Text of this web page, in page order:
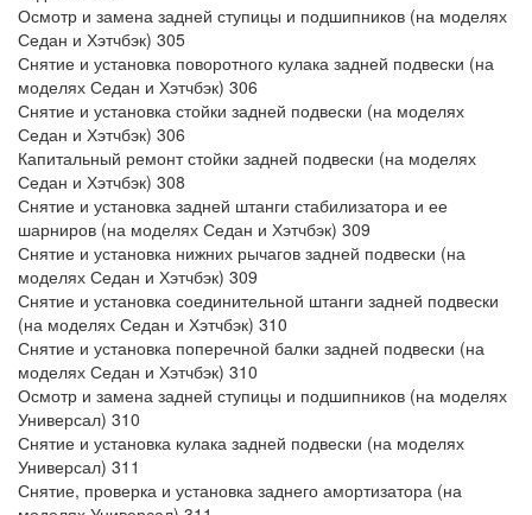
Осмотр и замена задней ступицы и подшипников (на моделях
Седан и Хэтчбэк) 305
Снятие и установка поворотного кулака задней подвески (на
моделях Седан и Хэтчбэк) 306
Снятие и установка стойки задней подвески (на моделях
Седан и Хэтчбэк) 306
Капитальный ремонт стойки задней подвески (на моделях
Седан и Хэтчбэк) 308
Снятие и установка задней штанги стабилизатора и ее
шарниров (на моделях Седан и Хэтчбэк) 309
Снятие и установка нижних рычагов задней подвески (на
моделях Седан и Хэтчбэк) 309
Снятие и установка соединительной штанги задней подвески
(на моделях Седан и Хэтчбэк) 310
Снятие и установка поперечной балки задней подвески (на
моделях Седан и Хэтчбэк) 310
Осмотр и замена задней ступицы и подшипников (на моделях
Универсал) 310
Снятие и установка кулака задней подвески (на моделях
Универсал) 311
Снятие, проверка и установка заднего амортизатора (на